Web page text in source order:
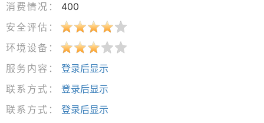
消费情况：
400
安全评估：
环境设备：
服务内容：
登录后显示
联系方式：
登录后显示
联系方式：
登录后显示